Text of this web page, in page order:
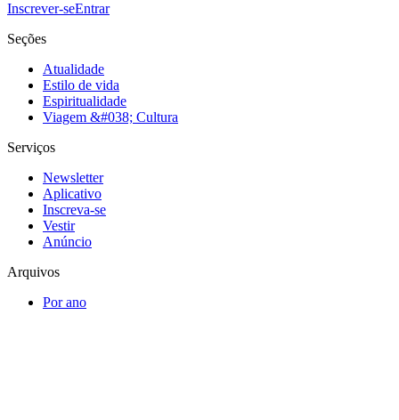
Inscrever-seEntrar
Seções
Atualidade
Estilo de vida
Espiritualidade
Viagem &#038; Cultura
Serviços
Newsletter
Aplicativo
Inscreva-se
Vestir
Anúncio
Arquivos
Por ano